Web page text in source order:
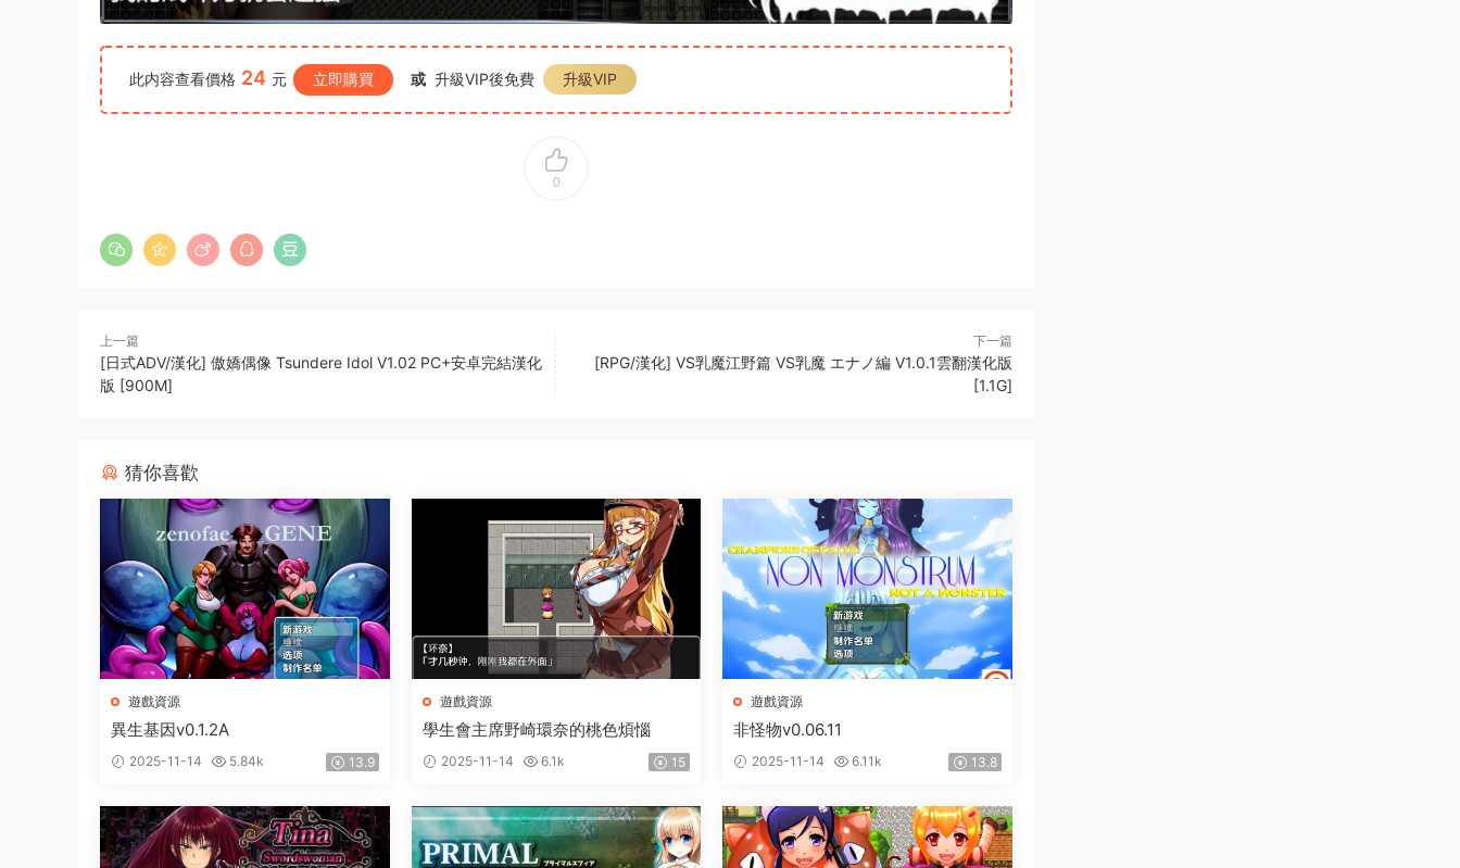
此内容查看價格 24 元 立即購買 或 升級VIP後免費 升級VIP
0
上一篇
[日式ADV/漢化] 傲嬌偶像 Tsundere Idol V1.02 PC+安卓完結漢化
版 [900M]
下一篇
[RPG/漢化] VS乳魔江野篇 VS乳魔 エナノ編 V1.0.1雲翻漢化版
[1.1G]
猜你喜歡
遊戲資源
異生基因v0.1.2A
2025-11-14 5.84k 13.9
遊戲資源
學生會主席野崎環奈的桃色煩惱
2025-11-14 6.1k 15
遊戲資源
非怪物v0.06.11
2025-11-14 6.11k 13.8